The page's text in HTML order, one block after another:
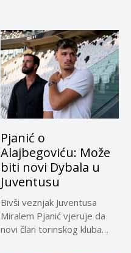
Pjanić o
Alajbegoviću: Može
biti novi Dybala u
Juventusu
Bivši veznjak Juventusa
Miralem Pjanić vjeruje da
novi član torinskog kluba